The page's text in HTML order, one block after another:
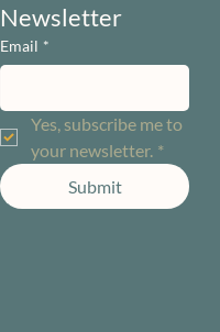
Newsletter
Email *
Yes, subscribe me to
your newsletter. *
Submit